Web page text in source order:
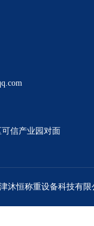
信产业园对面
沐恒称重设备科技有